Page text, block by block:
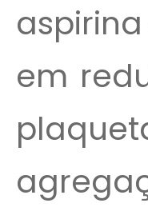
em